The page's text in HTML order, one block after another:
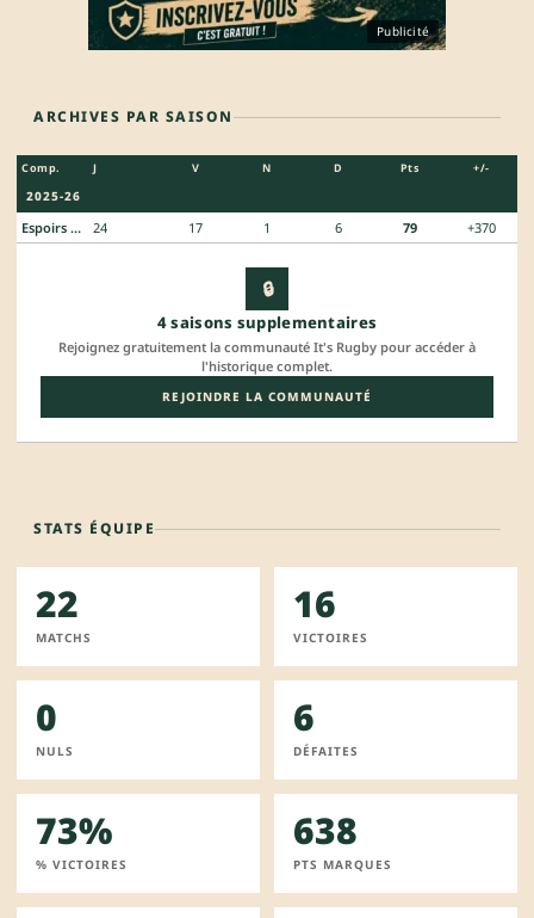
Publicité
ARCHIVES PAR SAISON
Comp. J V N D Pts +/-
2025-26
Espoirs Federaux 24 17 1 6 79 +370
🔒
4 saisons supplementaires
Rejoignez gratuitement la communauté It's Rugby pour accéder à
l'historique complet.
REJOINDRE LA COMMUNAUTÉ
STATS ÉQUIPE
22
MATCHS
16
VICTOIRES
0
NULS
6
DÉFAITES
73%
% VICTOIRES
638
PTS MARQUES